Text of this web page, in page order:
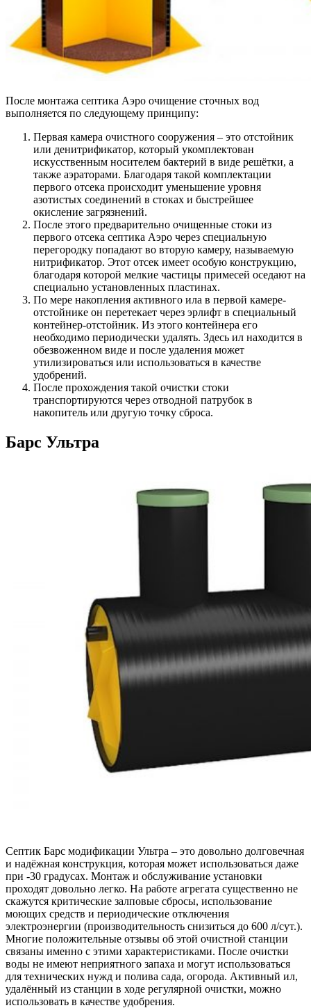
После монтажа септика Аэро очищение сточных вод
выполняется по следующему принципу:
Первая камера очистного сооружения – это отстойник
или денитрификатор, который укомплектован
искусственным носителем бактерий в виде решётки, а
также аэраторами. Благодаря такой комплектации
первого отсека происходит уменьшение уровня
азотистых соединений в стоках и быстрейшее
окисление загрязнений.
После этого предварительно очищенные стоки из
первого отсека септика Аэро через специальную
перегородку попадают во вторую камеру, называемую
нитрификатор. Этот отсек имеет особую конструкцию,
благодаря которой мелкие частицы примесей оседают на
специально установленных пластинах.
По мере накопления активного ила в первой камере-
отстойнике он перетекает через эрлифт в специальный
контейнер-отстойник. Из этого контейнера его
необходимо периодически удалять. Здесь ил находится в
обезвоженном виде и после удаления может
утилизироваться или использоваться в качестве
удобрений.
После прохождения такой очистки стоки
транспортируются через отводной патрубок в
накопитель или другую точку сброса.
Барс Ультра
Септик Барс модификации Ультра – это довольно долговечная
и надёжная конструкция, которая может использоваться даже
при -30 градусах. Монтаж и обслуживание установки
проходят довольно легко. На работе агрегата существенно не
скажутся критические залповые сбросы, использование
моющих средств и периодические отключения
электроэнергии (производительность снизиться до 600 л/сут.).
Многие положительные отзывы об этой очистной станции
связаны именно с этими характеристиками. После очистки
воды не имеют неприятного запаха и могут использоваться
для технических нужд и полива сада, огорода. Активный ил,
удалённый из станции в ходе регулярной очистки, можно
использовать в качестве удобрения.